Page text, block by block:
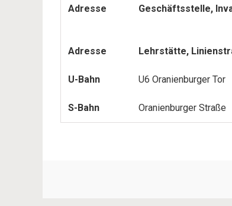
Adresse Geschäftsstelle,
Adresse Lehrstätte,
U-Bahn U6 Oranienburger Tor
S-Bahn Oranienburger Straße